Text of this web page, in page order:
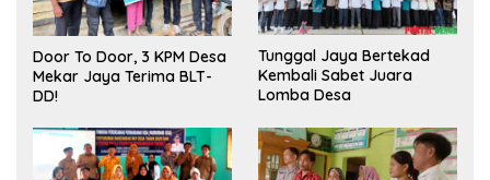
Door To Door, 3 KPM Desa
Mekar Jaya Terima BLT-
DD!
Tunggal Jaya Bertekad
Kembali Sabet Juara
Lomba Desa